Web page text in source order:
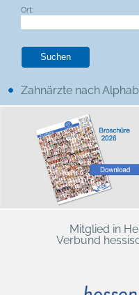
Ort:
Zahnärzte nach
Mitglied in
Verbund